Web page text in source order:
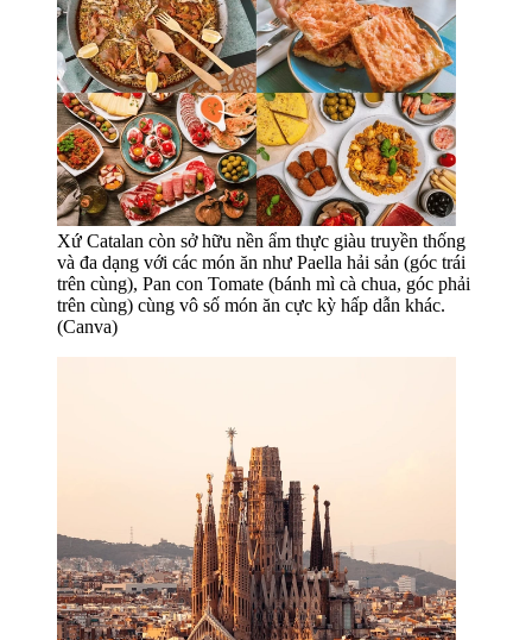
Xứ Catalan còn sở hữu nền ẩm thực giàu truyền thống
và đa dạng với các món ăn như Paella hải sản (góc trái
trên cùng), Pan con Tomate (bánh mì cà chua, góc phải
trên cùng) cùng vô số món ăn cực kỳ hấp dẫn khác.
(Canva)